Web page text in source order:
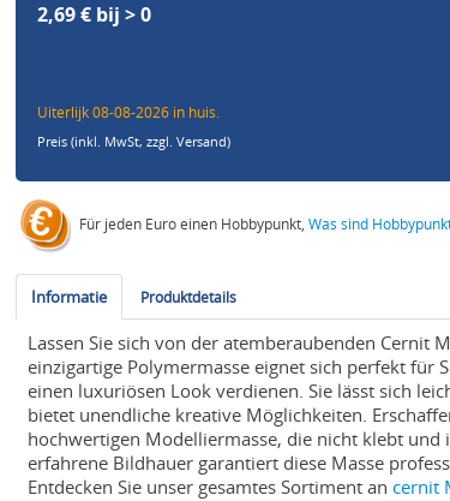
2,69 € bij > 0
Uiterlijk 08-08-2026 in huis.
Preis (inkl. MwSt,zzgl. Versand)
Für jeden Euro einen Hobbypunkt,Was sind
Informatie Produktdetails
Lassen Sie sich von der atemberaubenden Cernit
einzigartige Polymermasse eignet sich perfekt
einen luxuriösen Look verdienen. Sie lässt sich
bietet unendliche kreative Möglichkeiten.
hochwertigen Modelliermasse, die nicht klebt
erfahrene Bildhauer garantiert diese Masse
Entdecken Sie unser gesamtes Sortiment an cernit